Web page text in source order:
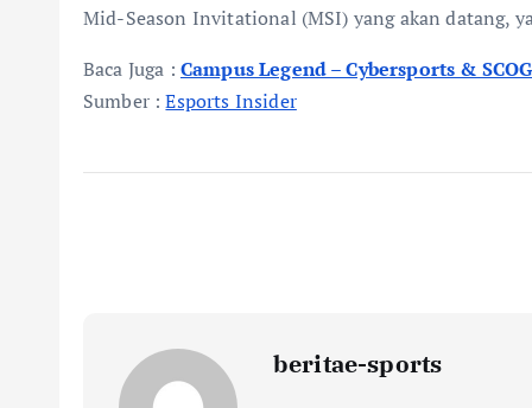
Mid-Season Invitational (MSI) yang akan datang,
Baca Juga : Campus Legend – Cybersports &
Sumber :Esports Insider
beritae-sports